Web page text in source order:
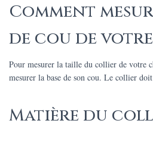
Comment
de cou de
Pour mesurer la taille du collier de votre
mesurer la base de son cou. Le collier
Matière du